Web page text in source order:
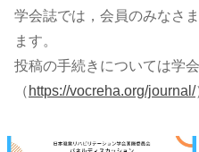
学会誌では，会員のみなさ
ます。
投稿の手続きについては学
（ https://vocreha.org/journal/